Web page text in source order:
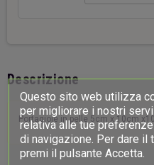
Descrizione
Portagioie in pelle 5cm x 10cm
Questo sito web utilizza
per migliorare i nostri
relativa alle tue
di navigazione. Per dare il
premi il pulsante Accetta.